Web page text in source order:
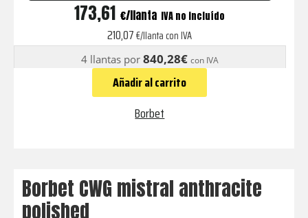
anthracite
polished
173,61 € IVA no incluído
210,07€/llanta con IVA
4 llantas por 840,28€ con IVA
Añadir al carrito
Borbet
Borbet CWG mistral anthracite
polished